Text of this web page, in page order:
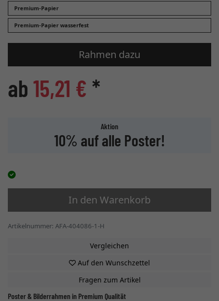
Premium-Papier
Premium-Papier wasserfest
Rahmen dazu
ab 15,21 € *
Aktion
10% auf alle Poster!
In den Warenkorb
Artikelnummer: AFA-404086-1-H
Vergleichen
Auf den Wunschzettel
Fragen zum Artikel
Poster & Bilderrahmen in Premium Qualität